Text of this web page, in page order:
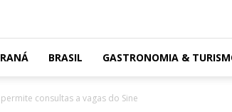
BRASIL GASTRONOMIA &
consultas a vagas do Sine